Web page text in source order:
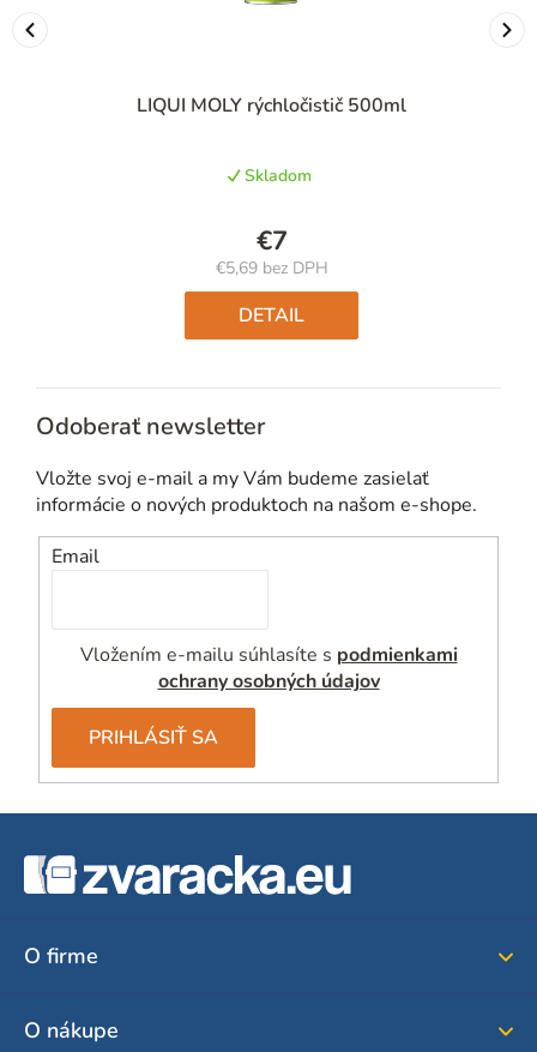
LIQUI MOLY rýchločistič 500ml
Skladom
€7
€5,69 bez DPH
Jednotková
cena:
DETAIL
Odoberať newsletter
Vložte svoj e-mail a my Vám budeme zasielať
informácie o nových produktoch na našom e-shope.
Email
Vložením e-mailu súhlasíte s podmienkami
ochrany osobných údajov
PRIHLÁSIŤ SA
O firme
O nákupe